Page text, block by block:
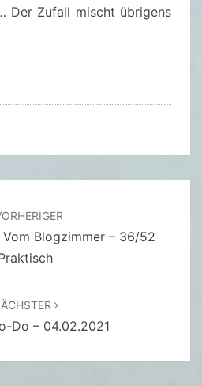
Der Zufall mischt übrigens
Blogzimmer – 36/52
Do – 04.02.2021